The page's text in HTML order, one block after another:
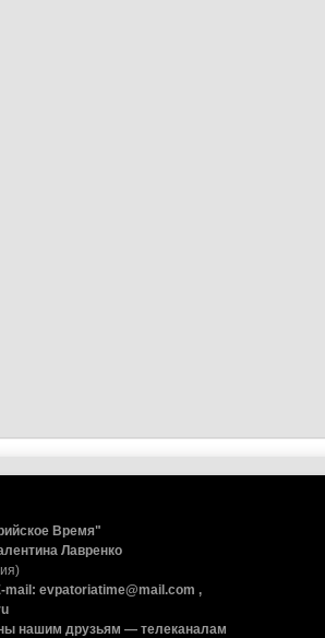
Время"
Лавренко
mail: evpatoriatime@mail.com ,
нашим друзьям — телеканалам